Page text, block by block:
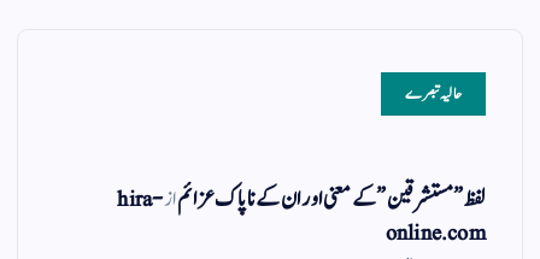
حالیہ تبصرے
لفظ ” مستشرقین ” کے معنی اور ان کے نا پاک عزائمازhira-
online.com